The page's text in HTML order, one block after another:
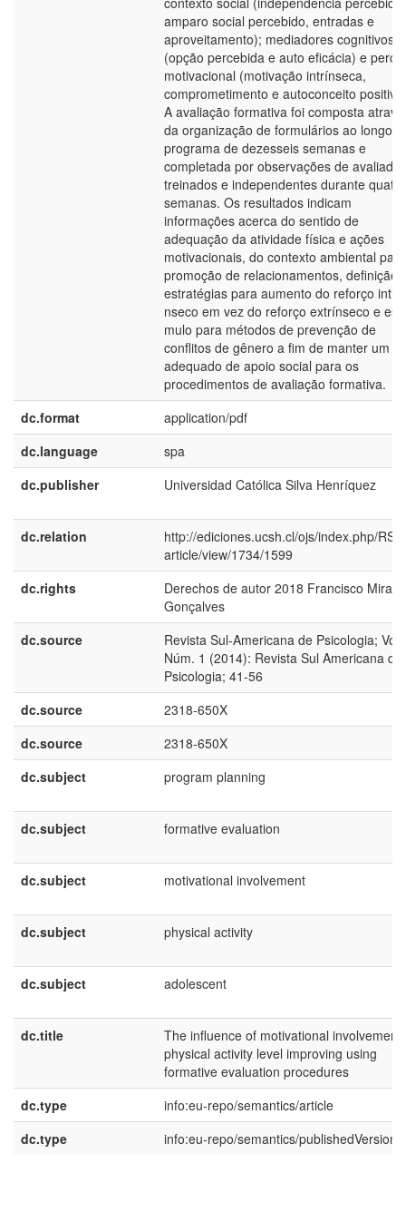
amparo social percebido, entradas e
aproveitamento); mediadores cognitivos
(opção percebida e auto eficácia) e
motivacional (motivação intrí­nseca,
comprometimento e autoconceito
A avaliação formativa foi composta
da organização de formulários ao longo
programa de dezesseis semanas e
completada por observações de
treinados e independentes durante quatro
semanas. Os resultados indicam
informações acerca do sentido de
adequação da atividade fí­sica e ações
motivacionais, do contexto ambiental
promoção de relacionamentos, definição
estratégias para aumento do reforço intrí­
nseco em vez do reforço extrí­nseco e
mulo para métodos de prevenção de
conflitos de gênero a fim de manter um
adequado de apoio social para os
procedimentos de avaliação formativa.
dc.format
application/pdf
dc.language
spa
dc.publisher
Universidad Católica Silva Henrí­quez
dc.relation
http://ediciones.ucsh.cl/ojs/index.php/
article/view/1734/1599
dc.rights
Derechos de autor 2018 Francisco
Gonçalves
dc.source
Revista Sul-Americana de Psicologia; Vol.
Núm. 1 (2014): Revista Sul Americana de
Psicologia; 41-56
dc.source
2318-650X
dc.source
2318-650X
dc.subject
program planning
dc.subject formative evaluation
dc.subject motivational involvement
dc.subject physical activity
dc.subject adolescent
dc.title
The influence of motivational involvement
physical activity level improving using
formative evaluation procedures
dc.type
info:eu-repo/semantics/article
dc.type
info:eu-repo/semantics/publishedVersion